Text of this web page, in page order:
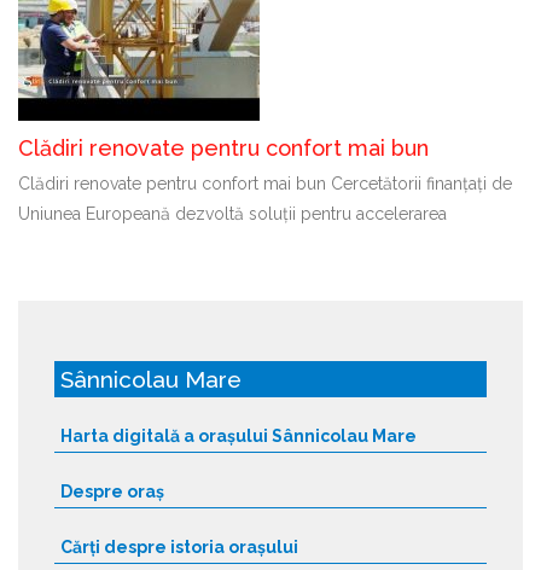
Clădiri renovate pentru confort mai bun
Clădiri renovate pentru confort mai bun Cercetătorii finanțați de
Uniunea Europeană dezvoltă soluții pentru accelerarea
Sânnicolau Mare
Harta digitală a orașului Sânnicolau Mare
Despre oraș
Cărți despre istoria orașului